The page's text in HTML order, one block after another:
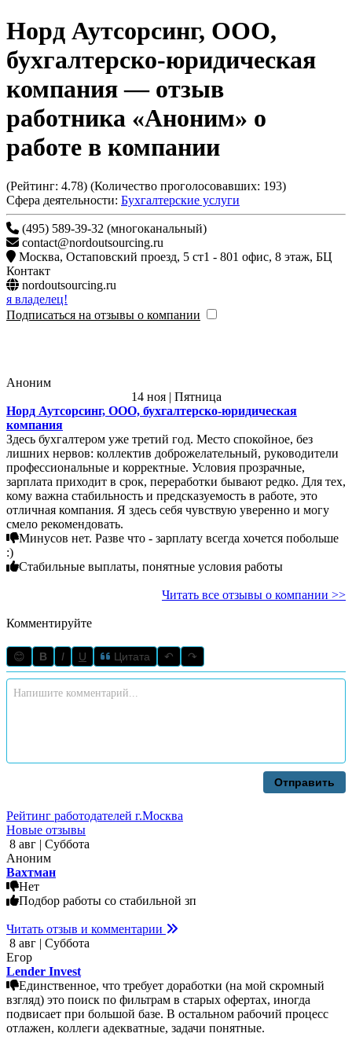
Норд Аутсорсинг, ООО,
бухгалтерско-юридическая
компания— отзыв
работника «Аноним» о
работе в компании
(Рейтинг: 4.78) (Количество проголосовавших: 193)
Сфера деятельности: Бухгалтерские услуги
(495) 589-39-32 (многоканальный)
contact@nordoutsourcing.ru
Москва, Остаповский проезд, 5 ст1 - 801 офис, 8 этаж, БЦ
Контакт
nordoutsourcing.ru
я владелец!
Подписаться на отзывы о компании
Аноним
14 ноя | Пятница
Норд Аутсорсинг, ООО, бухгалтерско-юридическая
компания
Здесь бухгалтером уже третий год. Место спокойное, без
лишних нервов: коллектив доброжелательный, руководители
профессиональные и корректные. Условия прозрачные,
зарплата приходит в срок, переработки бывают редко. Для тех,
кому важна стабильность и предсказуемость в работе, это
отличная компания. Я здесь себя чувствую уверенно и могу
смело рекомендовать.
Минусов нет. Разве что - зарплату всегда хочется побольше
:)
Стабильные выплаты, понятные условия работы
Читать все отзывы о компании >>
Комментируйте
😊 B I U Цитата ↶ ↷
Отправить
Рейтинг работодателей г.Москва
Новые отзывы
8 авг | Суббота
Аноним
Вахтман
Нет
Подбор работы со стабильной зп
Читать отзыв и комментарии
8 авг | Суббота
Егор
Lender Invest
Единственное, что требует доработки (на мой скромный
взгляд) это поиск по фильтрам в старых офертах, иногда
подвисает при большой базе. В остальном рабочий процесс
отлажен, коллеги адекватные, задачи понятные.